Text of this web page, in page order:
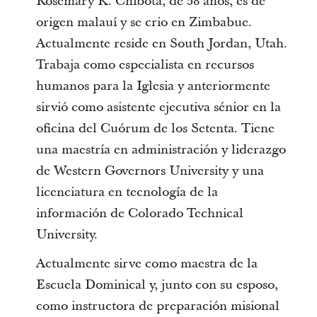
origen malauí y se crio en Zimbabue.
Actualmente reside en South Jordan, Utah.
Trabaja como especialista en recursos
humanos para la Iglesia y anteriormente
sirvió como asistente ejecutiva sénior en la
oficina del Cuórum de los Setenta. Tiene
una maestría en administración y liderazgo
de Western Governors University y una
licenciatura en tecnología de la
información de Colorado Technical
University.
Actualmente sirve como maestra de la
Escuela Dominical y, junto con su esposo,
como instructora de preparación misional